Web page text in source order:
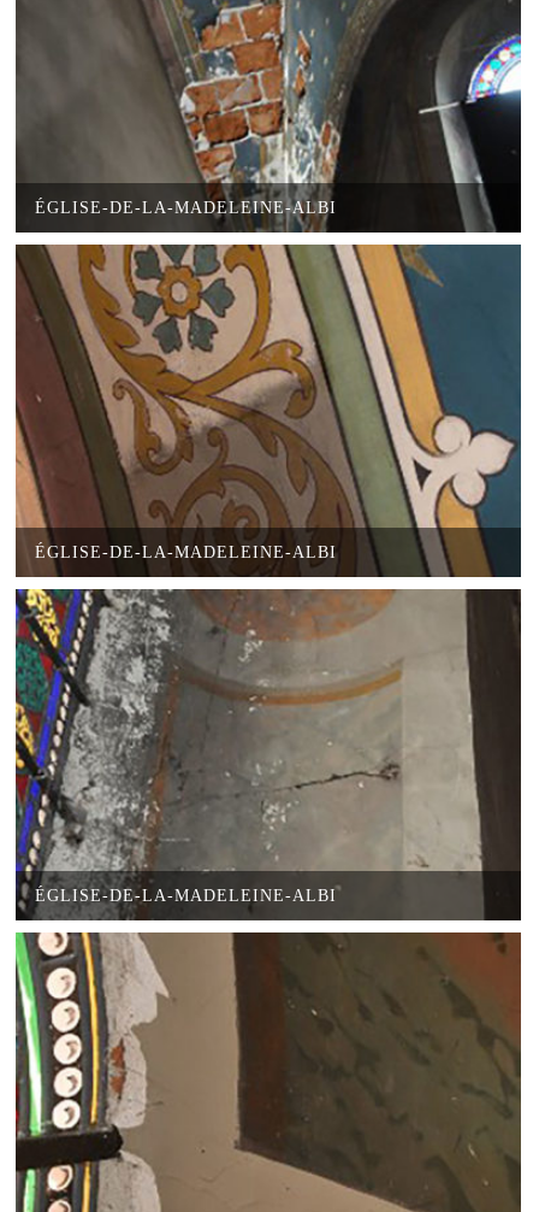
ÉGLISE-DE-LA-MADELEINE-ALBI
ÉGLISE-DE-LA-MADELEINE-ALBI
ÉGLISE-DE-LA-MADELEINE-ALBI